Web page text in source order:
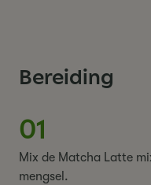
Bereiding
01
Mix de Matcha Latte
mengsel.